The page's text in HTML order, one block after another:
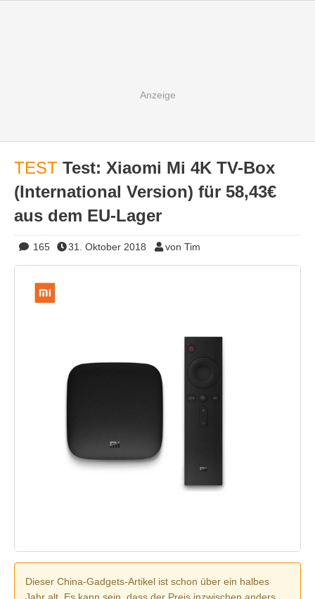
TEST Test: Xiaomi Mi 4K TV-Box
(International Version) für 58,43€
aus dem EU-Lager
165 31. Oktober 2018 von Tim
Dieser China-Gadgets-Artikel ist schon über ein halbes